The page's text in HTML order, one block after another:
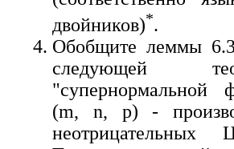
двойников)*.
Обобщите леммы
следующей
"супернормальной
(m, n, p) -
неотрицательных